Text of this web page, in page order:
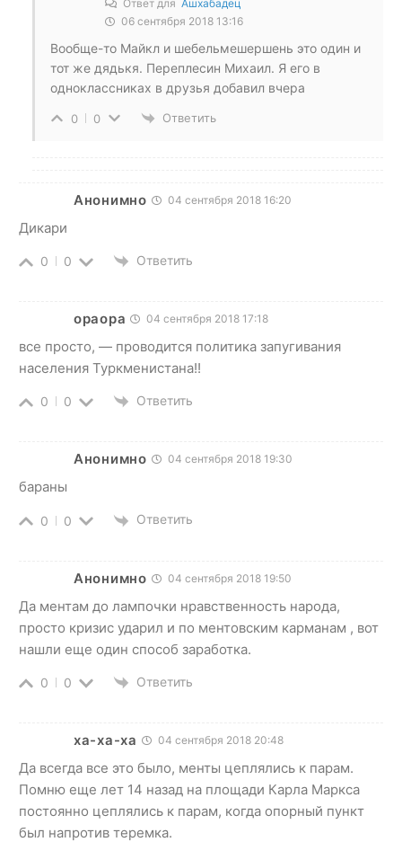
Ответ для Ашхабадец
06 сентября 2018 13:16
Вообще-то Майкл и шебельмешершень это один и
тот же дядькя. Переплесин Михаил. Я его в
одноклассниках в друзья добавил вчера
0 0 Ответить
Анонимно 04 сентября 2018 16:20
Дикари
0 0 Ответить
opaopa 04 сентября 2018 17:18
все просто, — проводится политика запугивания
населения Туркменистана!!
0 0 Ответить
Анонимно 04 сентября 2018 19:30
бараны
0 0 Ответить
Анонимно 04 сентября 2018 19:50
Да ментам до лампочки нравственность народа,
просто кризис ударил и по ментовским карманам , вот
нашли еще один способ заработка.
0 0 Ответить
ха-ха-ха 04 сентября 2018 20:48
Да всегда все это было, менты цеплялись к парам.
Помню еще лет 14 назад на площади Карла Маркса
постоянно цеплялись к парам, когда опорный пункт
был напротив теремка.